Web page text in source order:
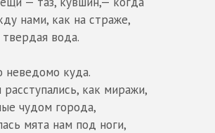
нами, как на страже,
твердая вода.
неведомо куда.
как миражи,
чудом города,
мята нам под ноги,